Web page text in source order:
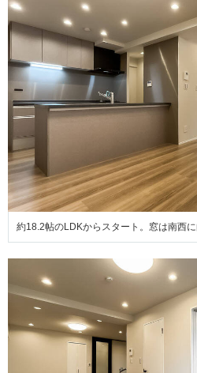
約18.2帖のLDKからスタート。窓は南西に